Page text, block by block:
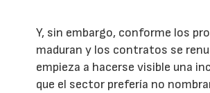
Y, sin embargo, conforme los
maduran y los contratos se
empieza a hacerse visible una
que el sector prefería no